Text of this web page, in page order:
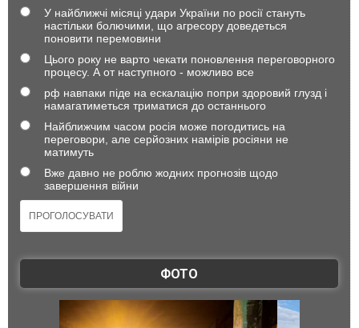
У найближчі місяці удари України по росії стануть
настільки болючими, що агресору доведеться
поновити перемовини
Цього року не варто чекати поновлення переговорного
процесу. А от наступного - можливо все
рф навпаки піде на ескалацію попри здоровий глузд і
намагатиметься триматися до останнього
Найближчим часом росія може погодитись на
переговори, але серйозних намірів росіяни не
матимуть
Вже давно не роблю жодних прогнозів щодо
завершення війни
ФОТО